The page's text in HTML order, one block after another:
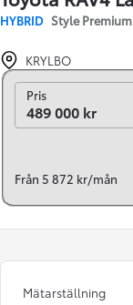
HYBRID Style
KRYLBO
PrisPris
489 000 kr
Från 5 872 kr/mån
Mätarställning